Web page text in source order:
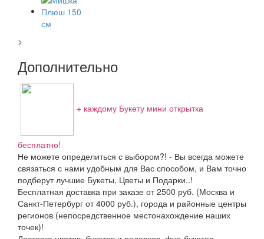
>
Дополнительно
+ каждому Букету мини открытка
бесплатно!
Не можете определиться с выбором?! - Вы всегда можете
связаться с нами удобным для Вас способом, и Вам точно
подберут лучшие Букеты, Цветы и Подарки..!
Бесплатная доставка при заказе от 2500 руб. (Москва и
Санкт-Петербург от 4000 руб.), города и районные центры
регионов (непосредственное местонахождение наших
точек)!